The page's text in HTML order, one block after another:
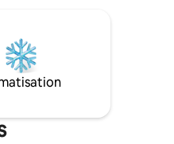
est
situé juste en
un endroit idéal
ou prendre un